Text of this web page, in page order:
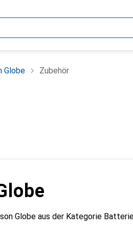
Globe Zubehör
Globe aus der Kategorie